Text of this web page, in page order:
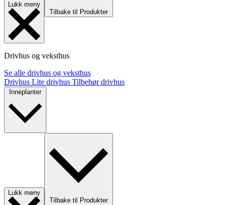
Lukk meny
Tilbake til Produkter
Drivhus og veksthus
Se alle drivhus og veksthus
Drivhus Lite drivhus Tilbehør drivhus
Inneplanter
Lukk meny
Tilbake til Produkter